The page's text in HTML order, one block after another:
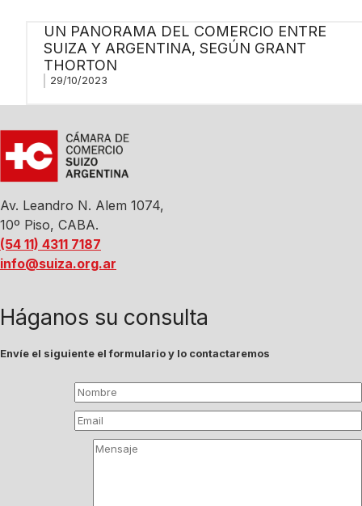
UN PANORAMA DEL COMERCIO ENTRE
SUIZA Y ARGENTINA, SEGÚN GRANT
THORTON
29/10/2023
Av. Leandro N. Alem 1074,
10º Piso, CABA.
(54 11) 4311 7187
info@suiza.org.ar
Háganos su consulta
Envíe el siguiente el formulario y lo contactaremos